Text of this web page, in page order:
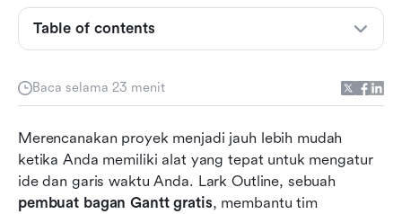
Baca selama 23 menit
Merencanakan proyek menjadi jauh lebih mudah
ketika Anda memiliki alat yang tepat untuk mengatur
pembuat bagan Gantt gratis, membantu tim
Table of contents
online gratis?
terbaik
10 Alat Pembuat Bagan Gantt Gratis Terbaik
(Pilihan Utama)